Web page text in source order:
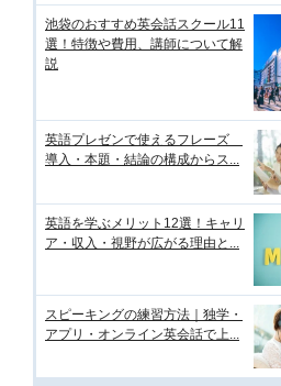
池袋のおすすめ英会話スクール11
選！特徴や費用、講師について解
説
英語プレゼンで使えるフレーズ
導入・本題・結論の構成からス...
英語を学ぶメリット12選！キャリ
ア・収入・視野が広がる理由と...
スピーキングの練習方法｜独学・
アプリ・オンライン英会話で上...